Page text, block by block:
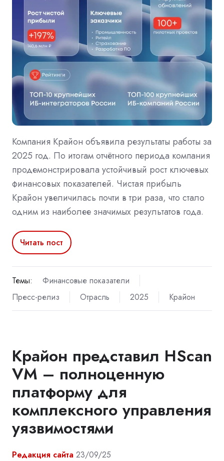
Компания Крайон объявила результаты работы за
2025 год. По итогам отчётного периода компания
продемонстрировала устойчивый рост ключевых
финансовых показателей. Чистая прибыль
Крайон увеличилась почти в три раза, что стало
одним из наиболее значимых результатов года.
Читать пост
Темы:
Финансовые показатели
Пресс-релиз
Отрасль 2025 Крайон
Крайон представил HScan
VM – полноценную
платформу для
комплексного управления
уязвимостями
Редакция сайта 23/09/25